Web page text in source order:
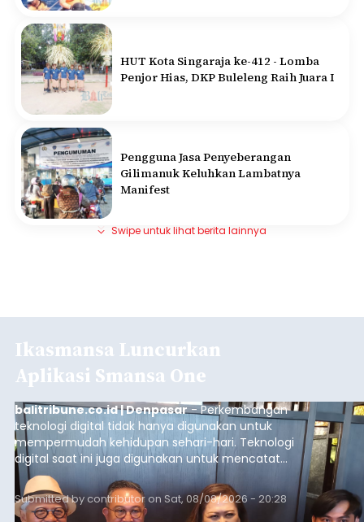
HUT Kota Singaraja ke-412 - Lomba
Penjor Hias, DKP Buleleng Raih Juara I
Pengguna Jasa Penyeberangan
Gilimanuk Keluhkan Lambatnya
Manifest
Swipe untuk lihat berita lainnya
Ikasmansa Luncurkan
Aplikasi Smansa One
balitribune.co.id | Denpasar- Perkembangan
teknologi digital tidak hanya digunakan untuk
mempermudah kehidupan sehari-hari. Teknologi
digital saat ini juga digunakan untuk mencatat
dan mengelola data base alumni dari suatu
sekolah, salah satunya adalah alumni SMA 1
Denpasar.
Submitted bycontributoronSat, 08/08/2026 - 20:28